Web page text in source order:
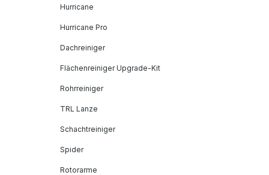
Hurricane
Hurricane Pro
Dachreiniger
Flächenreiniger Upgrade-Kit
Rohrreiniger
TRL Lanze
Schachtreiniger
Spider
Rotorarme